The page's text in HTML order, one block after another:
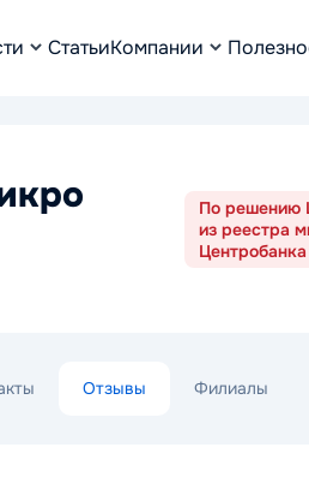
СтатьиКомпании
По решению
из реестра
Отзывы Филиалы